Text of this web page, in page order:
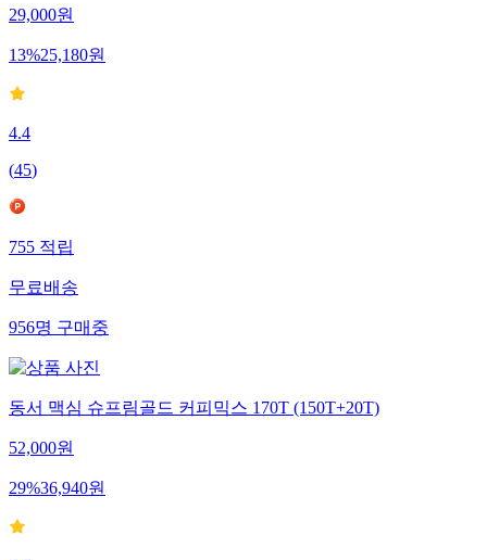
29,000원
13%25,180원
4.4
(45)
755적립
무료배송
956명구매중
동서 맥심 슈프림골드 커피믹스 170T (150T+20T)
52,000원
29%36,940원